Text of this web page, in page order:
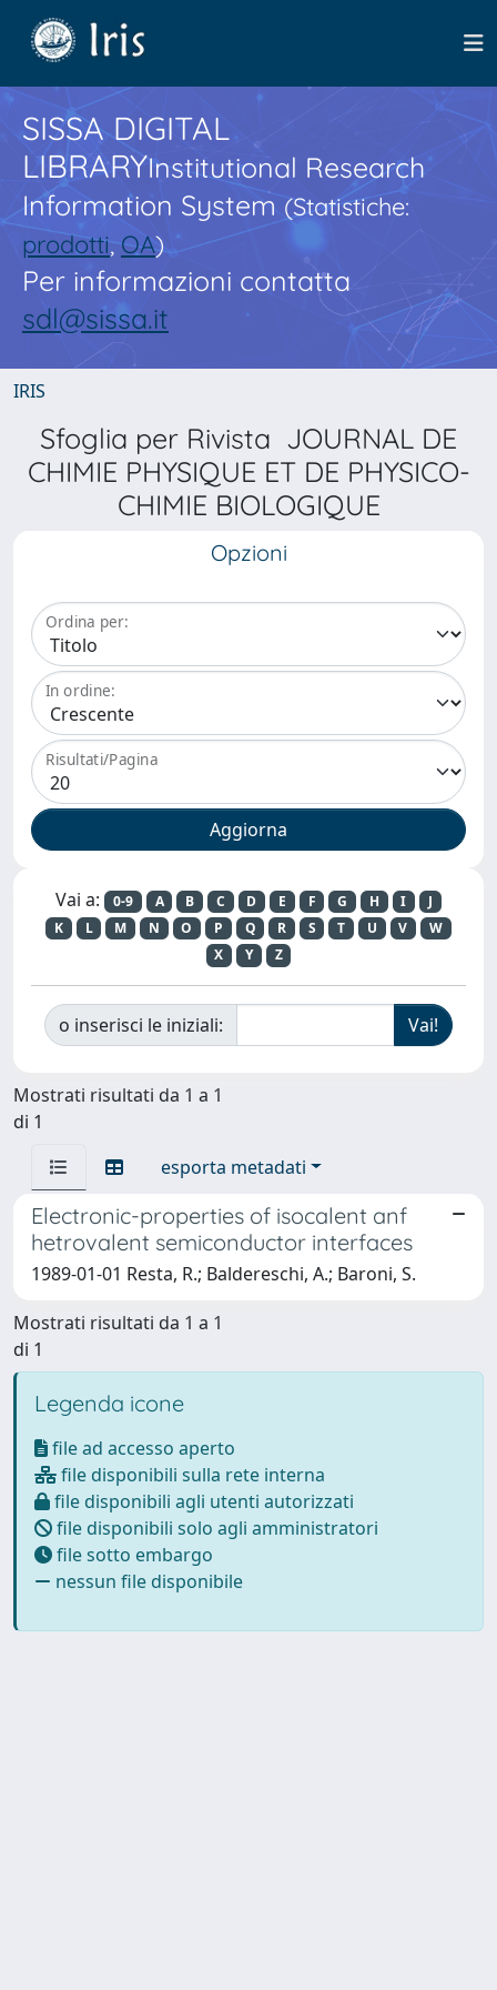
SISSA DIGITAL
LIBRARYInstitutional Research
Information System(Statistiche:
prodotti,OA)
Per informazioni contatta
sdl@sissa.it
IRIS
Sfoglia per Rivista JOURNAL DE
CHIMIE PHYSIQUE ET DE PHYSICO-
CHIMIE BIOLOGIQUE
Opzioni
Ordina per:
In ordine:
Risultati/Pagina
Vai a: 0-9 A B C D E F G H I
J
K
L M N O P Q R S T U V
W
X
Y Z
o inserisci le iniziali:
Mostrati risultati da 1 a 1
di 1
esporta metadati
Electronic-properties of isocalent anf
hetrovalent semiconductor interfaces
1989-01-01 Resta, R.; Baldereschi, A.; Baroni, S.
Mostrati risultati da 1 a 1
di 1
Legenda icone
file ad accesso aperto
file disponibili sulla rete interna
file disponibili agli utenti autorizzati
file disponibili solo agli amministratori
file sotto embargo
nessun file disponibile